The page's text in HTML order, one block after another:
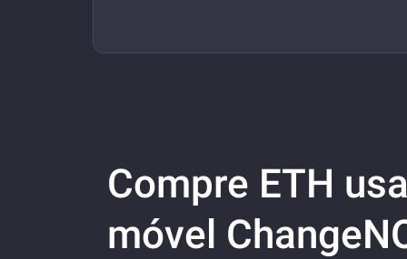
Compre ETH
móvel